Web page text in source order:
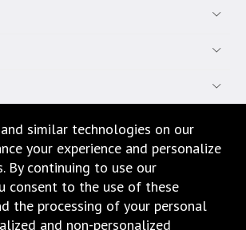
similar technologies on our
your experience and personalize
By continuing to use our
consent to the use of these
the processing of your personal
and non-personalized